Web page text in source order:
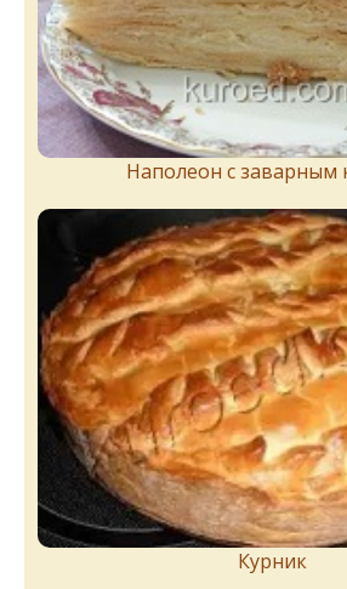
Наполеон с заварным
Курник